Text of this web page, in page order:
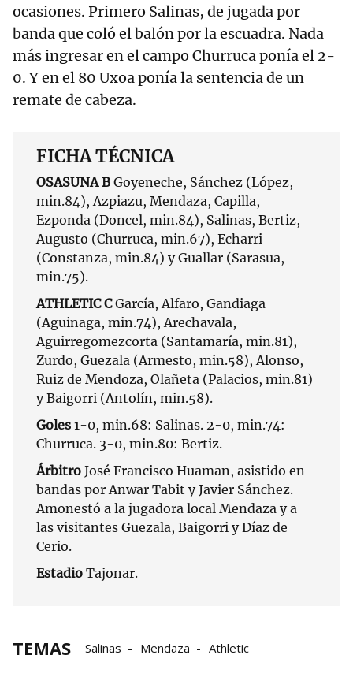
ocasiones. Primero Salinas, de jugada por
banda que coló el balón por la escuadra. Nada
más ingresar en el campo Churruca ponía el 2-
0. Y en el 80 Uxoa ponía la sentencia de un
remate de cabeza.
FICHA TÉCNICA
OSASUNA B Goyeneche, Sánchez (López,
min.84), Azpiazu, Mendaza, Capilla,
Ezponda (Doncel, min.84), Salinas, Bertiz,
Augusto (Churruca, min.67), Echarri
(Constanza, min.84) y Guallar (Sarasua,
min.75).
ATHLETIC CGarcía, Alfaro, Gandiaga
(Aguinaga, min.74), Arechavala,
Aguirregomezcorta (Santamaría, min.81),
Zurdo, Guezala (Armesto, min.58), Alonso,
Ruiz de Mendoza, Olañeta (Palacios, min.81)
y Baigorri (Antolín, min.58).
Goles 1-0, min.68: Salinas. 2-0, min.74:
Churruca. 3-0, min.80: Bertiz.
Árbitro José Francisco Huaman, asistido en
bandas por Anwar Tabit y Javier Sánchez.
Amonestó a la jugadora local Mendaza y a
las visitantes Guezala, Baigorri y Díaz de
Cerio.
Estadio Tajonar.
TEMAS Salinas Mendaza Athletic